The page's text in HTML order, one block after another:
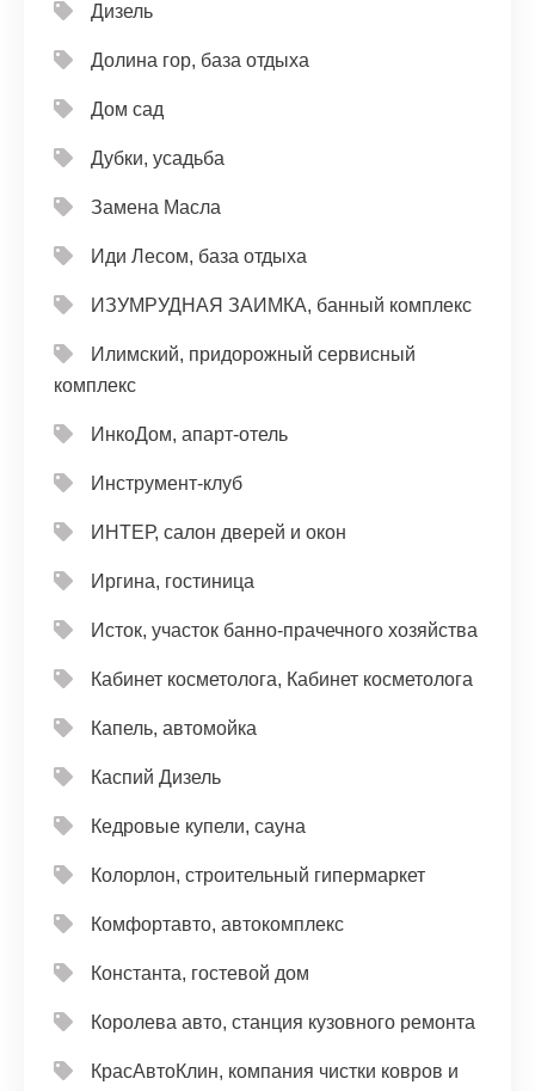
Дизель
Долина гор, база отдыха
Дом сад
Дубки, усадьба
Замена Масла
Иди Лесом, база отдыха
ИЗУМРУДНАЯ ЗАИМКА, банный комплекс
Илимский, придорожный сервисный
комплекс
ИнкоДом, апарт-отель
Инструмент-клуб
ИНТЕР, салон дверей и окон
Иргина, гостиница
Исток, участок банно-прачечного хозяйства
Кабинет косметолога, Кабинет косметолога
Капель, автомойка
Каспий Дизель
Кедровые купели, сауна
Колорлон, строительный гипермаркет
Комфортавто, автокомплекс
Константа, гостевой дом
Королева авто, станция кузовного ремонта
КрасАвтоКлин, компания чистки ковров и